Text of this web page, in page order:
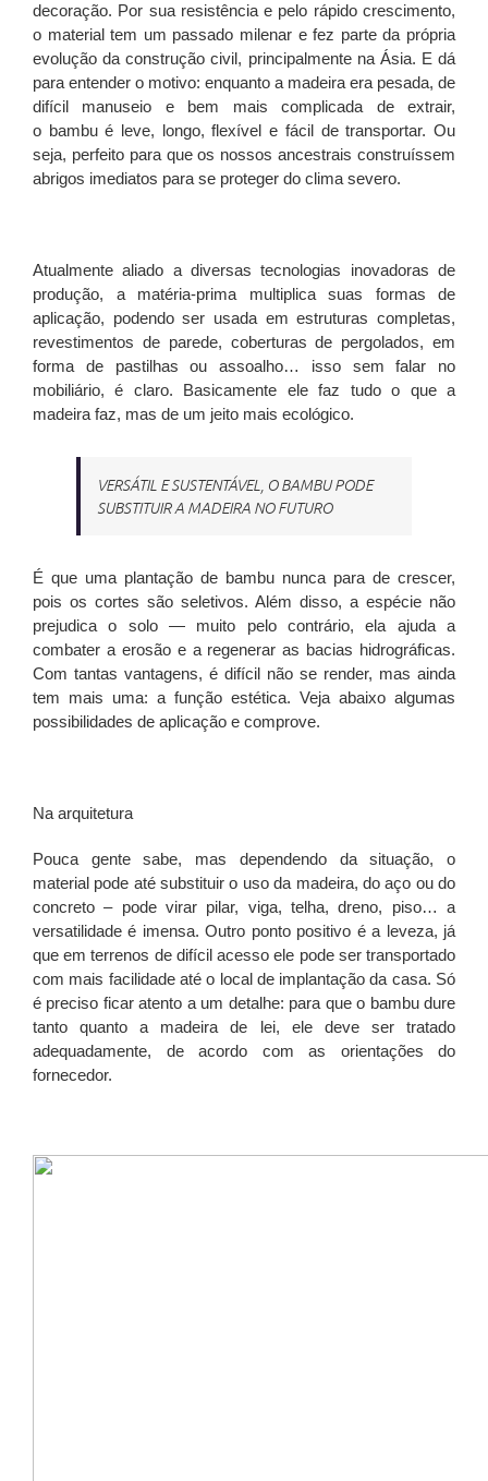
decoração. Por sua resistência e pelo rápido crescimento,
o material tem um passado milenar e fez parte da própria
evolução da construção civil, principalmente na Ásia. E dá
para entender o motivo: enquanto a madeira era pesada, de
difícil manuseio e bem mais complicada de extrair,
o bambu é leve, longo, flexível e fácil de transportar. Ou
seja, perfeito para que os nossos ancestrais construíssem
abrigos imediatos para se proteger do clima severo.
Atualmente aliado a diversas tecnologias inovadoras de
produção, a matéria-prima multiplica suas formas de
aplicação, podendo ser usada em estruturas completas,
revestimentos de parede, coberturas de pergolados, em
forma de pastilhas ou assoalho… isso sem falar no
mobiliário, é claro. Basicamente ele faz tudo o que a
madeira faz, mas de um jeito mais ecológico.
VERSÁTIL E SUSTENTÁVEL, O BAMBU PODE
SUBSTITUIR A MADEIRA NO FUTURO
É que uma plantação de bambu nunca para de crescer,
pois os cortes são seletivos. Além disso, a espécie não
prejudica o solo — muito pelo contrário, ela ajuda a
combater a erosão e a regenerar as bacias hidrográficas.
Com tantas vantagens, é difícil não se render, mas ainda
tem mais uma: a função estética. Veja abaixo algumas
possibilidades de aplicação e comprove.
Na arquitetura
Pouca gente sabe, mas dependendo da situação, o
material pode até substituir o uso da madeira, do aço ou do
concreto – pode virar pilar, viga, telha, dreno, piso… a
versatilidade é imensa. Outro ponto positivo é a leveza, já
que em terrenos de difícil acesso ele pode ser transportado
com mais facilidade até o local de implantação da casa. Só
é preciso ficar atento a um detalhe: para que o bambu dure
tanto quanto a madeira de lei, ele deve ser tratado
adequadamente, de acordo com as orientações do
fornecedor.